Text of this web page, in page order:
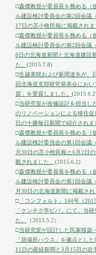
□森傑教授が委員長を務める（
ル建設検討委員会の第2回会議
17日の苫小牧民報に掲載されま
□森傑教授が委員長を務める（
ル建設検討委員会の第2回会議
8日の北海道新聞と北海道建設
た。 (2015.7.8)
□生越美咲および新岡達矢が、
回北海道支部研究発表会にお
賞」を受賞しました。
□当研究室が改修設計を担当し
のリノベーションによる移住
日の十勝毎日新聞で紹介されま
□森傑教授が委員長を務める（
ル建設検討委員会の第1回会議
月30日の苫小牧民報と6月2日
載されました。 (2015.6.2)
□森傑教授が委員長を務める（
ル建設検討委員会の第1回会議
月30日の北海道新聞に掲載され
□ 「コンフォルト」144号（
「ケンチク学ビバ」にて、当
た。
（2015.5.2）
□当研究室が設計した民家移築
「居場所ハウス」を拠点とし
11日の産経新聞と3月15日の岩